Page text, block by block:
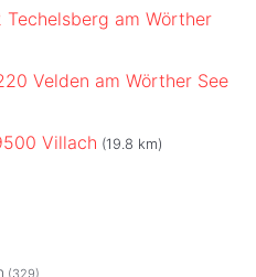
Techelsberg am Wörther
Velden am Wörther See
Villach (19.8 km)
(329)